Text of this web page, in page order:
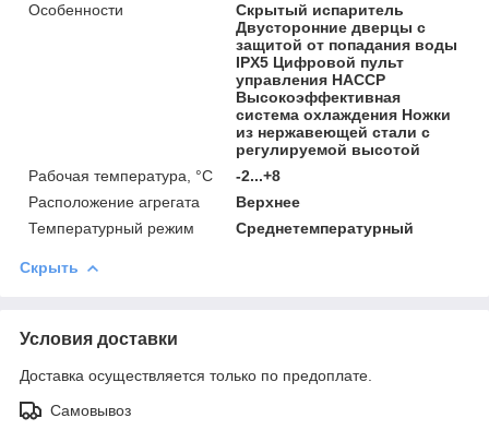
Особенности
Скрытый испаритель
Двусторонние дверцы с
защитой от попадания воды
IPX5 Цифровой пульт
управления НАССР
Высокоэффективная
система охлаждения Ножки
из нержавеющей стали с
регулируемой высотой
Рабочая температура, °C
-2...+8
Расположение агрегата
Верхнее
Температурный режим
Среднетемпературный
Скрыть
Условия доставки
Доставка осуществляется только по предоплате.
Самовывоз